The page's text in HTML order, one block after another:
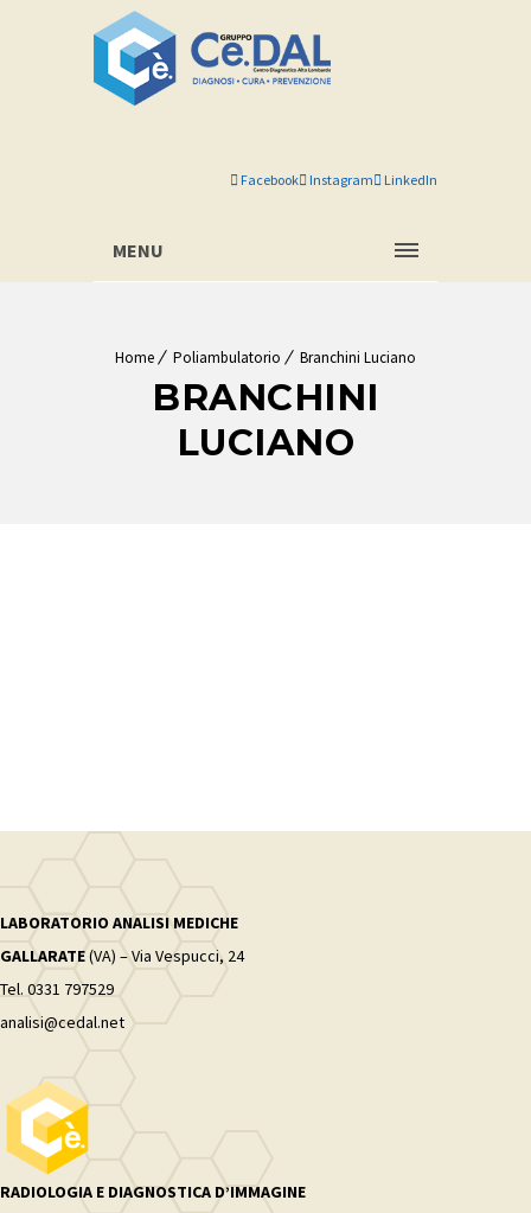
Facebook Instagram LinkedIn
MENU
Home Poliambulatorio Branchini Luciano
BRANCHINI
LUCIANO
LABORATORIO ANALISI MEDICHE
GALLARATE(VA) – Via Vespucci, 24
Tel. 0331 797529
analisi@cedal.net
RADIOLOGIA E DIAGNOSTICA D’IMMAGINE